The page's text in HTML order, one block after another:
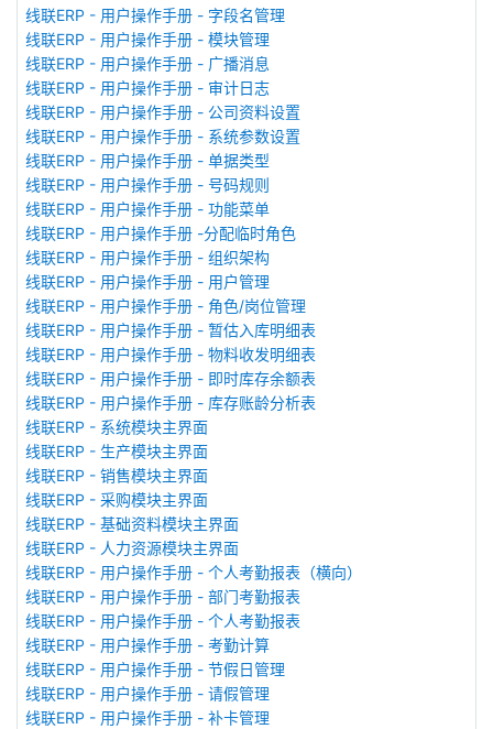
线联ERP - 用户操作手册 - 字段名管理
线联ERP - 用户操作手册 - 模块管理
线联ERP - 用户操作手册 - 广播消息
线联ERP - 用户操作手册 - 审计日志
线联ERP - 用户操作手册 - 公司资料设置
线联ERP - 用户操作手册 - 系统参数设置
线联ERP - 用户操作手册 - 单据类型
线联ERP - 用户操作手册 - 号码规则
线联ERP - 用户操作手册 - 功能菜单
线联ERP - 用户操作手册 -分配临时角色
线联ERP - 用户操作手册 - 组织架构
线联ERP - 用户操作手册 - 用户管理
线联ERP - 用户操作手册 - 角色/岗位管理
线联ERP - 用户操作手册 - 暂估入库明细表
线联ERP - 用户操作手册 - 物料收发明细表
线联ERP - 用户操作手册 - 即时库存余额表
线联ERP - 用户操作手册 - 库存账龄分析表
线联ERP - 系统模块主界面
线联ERP - 生产模块主界面
线联ERP - 销售模块主界面
线联ERP - 采购模块主界面
线联ERP - 基础资料模块主界面
线联ERP - 人力资源模块主界面
线联ERP - 用户操作手册 - 个人考勤报表（横向）
线联ERP - 用户操作手册 - 部门考勤报表
线联ERP - 用户操作手册 - 个人考勤报表
线联ERP - 用户操作手册 - 考勤计算
线联ERP - 用户操作手册 - 节假日管理
线联ERP - 用户操作手册 - 请假管理
线联ERP - 用户操作手册 - 补卡管理